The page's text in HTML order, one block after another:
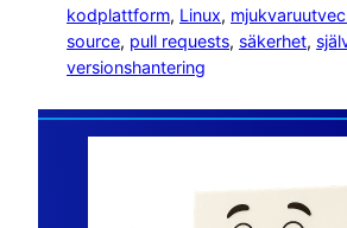
kodplattform, Linux,
source, pull requests, säkerhet,
versionshantering